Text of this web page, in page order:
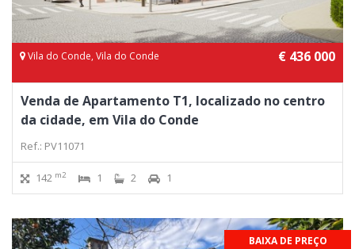
Vila do Conde, Vila do Conde € 436 000
Venda de Apartamento T1, localizado no centro
da cidade, em Vila do Conde
Ref.: PV11071
142 m2 1 2 1
BAIXA DE PREÇO